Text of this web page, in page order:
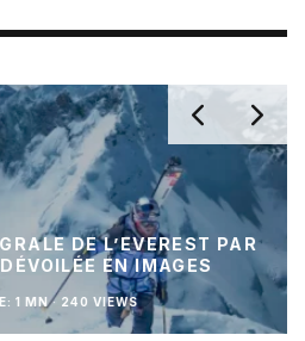
DE L’EVEREST PAR
EN IMAGES
1 MN · 240 VIEWS